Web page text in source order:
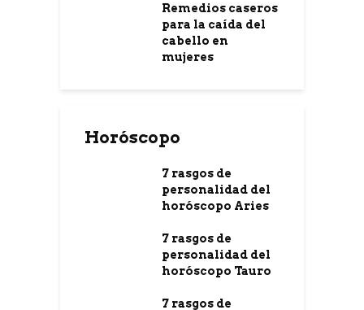
Remedios caseros
para la caída del
cabello en
mujeres
Horóscopo
7 rasgos de
personalidad del
horóscopo Aries
7 rasgos de
personalidad del
horóscopo Tauro
7 rasgos de